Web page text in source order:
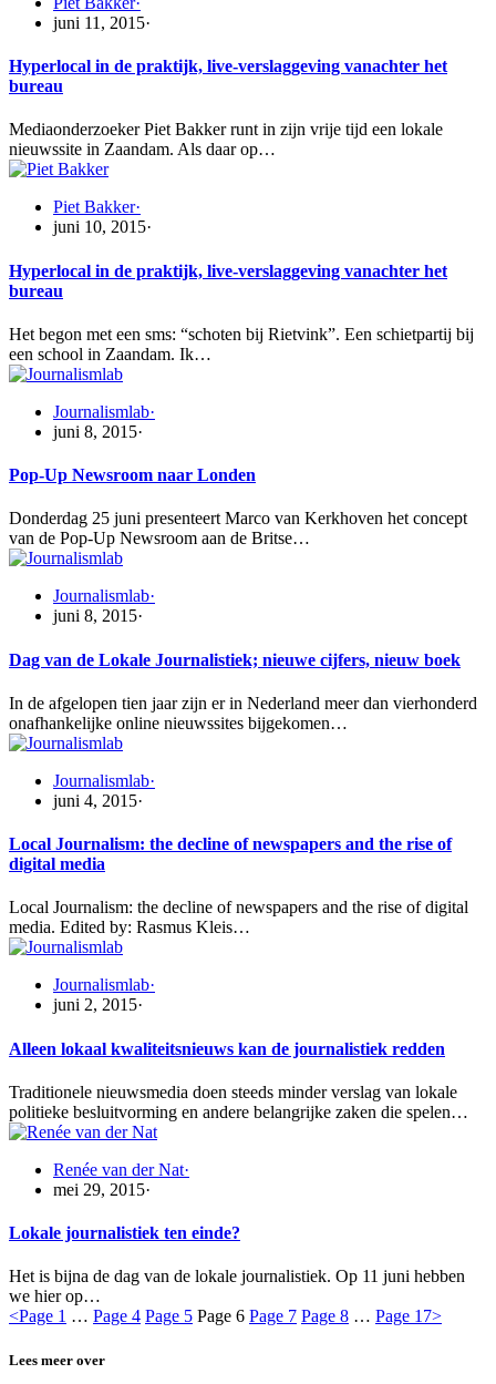
juni 11, 2015·
Hyperlocal in de praktijk, live-verslaggeving vanachter het
bureau
Mediaonderzoeker Piet Bakker runt in zijn vrije tijd een lokale
nieuwssite in Zaandam. Als daar op…
Piet Bakker·
juni 10, 2015·
Hyperlocal in de praktijk, live-verslaggeving vanachter het
bureau
Het begon met een sms: “schoten bij Rietvink”. Een schietpartij bij
een school in Zaandam. Ik…
Journalismlab·
juni 8, 2015·
Pop-Up Newsroom naar Londen
Donderdag 25 juni presenteert Marco van Kerkhoven het concept
van de Pop-Up Newsroom aan de Britse…
Journalismlab·
juni 8, 2015·
Dag van de Lokale Journalistiek; nieuwe cijfers, nieuw boek
In de afgelopen tien jaar zijn er in Nederland meer dan vierhonderd
onafhankelijke online nieuwssites bijgekomen…
Journalismlab·
juni 4, 2015·
Local Journalism: the decline of newspapers and the rise of
digital media
Local Journalism: the decline of newspapers and the rise of digital
media. Edited by: Rasmus Kleis…
Journalismlab·
juni 2, 2015·
Alleen lokaal kwaliteitsnieuws kan de journalistiek redden
Traditionele nieuwsmedia doen steeds minder verslag van lokale
politieke besluitvorming en andere belangrijke zaken die spelen…
Renée van der Nat·
mei 29, 2015·
Lokale journalistiek ten einde?
Het is bijna de dag van de lokale journalistiek. Op 11 juni hebben
we hier op…
<Page 1 … Page 4 Page 5 Page 6 Page 7 Page 8 … Page 17>
Lees meer over